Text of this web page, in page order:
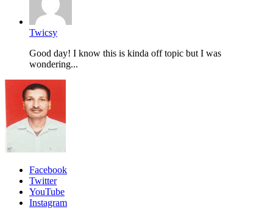
Twicsy
Good day! I know this is kinda off topic but I was
wondering...
Facebook
Twitter
YouTube
Instagram